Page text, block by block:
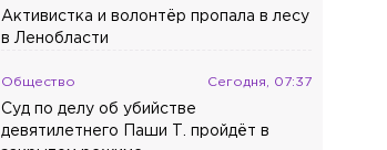
Активистка и волонтёр пропала в лесу
в Ленобласти
Общество Сегодня, 07:37
Суд по делу об убийстве
девятилетнего Паши Т. пройдёт в